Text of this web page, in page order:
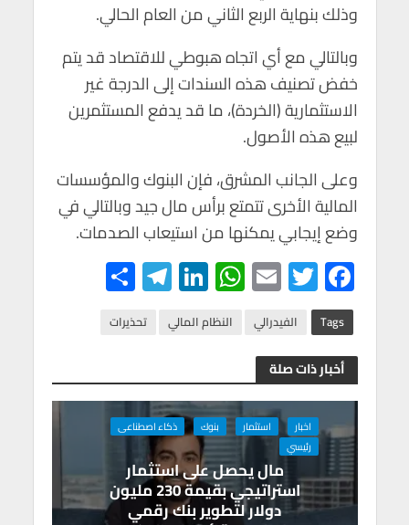
وذلك بنهاية الربع الثاني من العام الحالي.
وبالتالي مع أي اتجاه هبوطي للاقتصاد قد يتم
خفض تصنيف هذه السندات إلى الدرجة غير
الاستثمارية (الخردة)، ما قد يدفع المستثمرين
لبيع هذه الأصول.
وعلى الجانب المشرق، فإن البنوك والمؤسسات
المالية الأخرى تتمتع برأس مال جيد وبالتالي في
وضع إيجابي يمكنها من استيعاب الصدمات.
F
ac
e
b
o
o
k
T
wi
tt
er
E
m
ail
W
h
at
A
p
p
Li
n
ke
n
Te
le
gr
m
Tags الفيدرالي النظام المالي تحذيرات
أخبار ذات صلة
اخبار استثمار بنوك
ذكاء اصطناعى
رئيسي
مال يحصل على استثمار
استراتيجي بقيمة 230 مليون
دولار لتطوير بنك رقمي